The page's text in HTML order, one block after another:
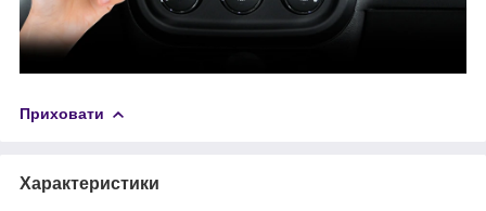
Приховати
Характеристики